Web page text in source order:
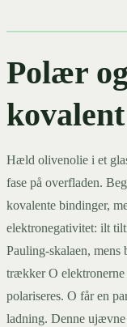
Polær
Hæld olivenolie i et
fase på overfladen.
kovalente bindinger,
elektronegativitet: ilt
Pauling-skalaen,
trækker O
polariseres. O får en
ladning. Denne